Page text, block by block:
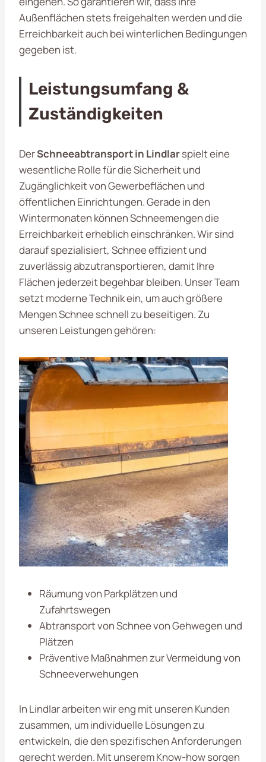
Außenflächen stets freigehalten werden und die
Erreichbarkeit auch bei winterlichen Bedingungen
gegeben ist.
Leistungsumfang &
Zuständigkeiten
DerSchneeabtransport in Lindlarspielt eine
wesentliche Rolle für die Sicherheit und
Zugänglichkeit von Gewerbeflächen und
öffentlichen Einrichtungen. Gerade in den
Wintermonaten können Schneemengen die
Erreichbarkeit erheblich einschränken. Wir sind
darauf spezialisiert, Schnee effizient und
zuverlässig abzutransportieren, damit Ihre
Flächen jederzeit begehbar bleiben. Unser Team
setzt moderne Technik ein, um auch größere
Mengen Schnee schnell zu beseitigen. Zu
unseren Leistungen gehören:
Räumung von Parkplätzen und
Zufahrtswegen
Abtransport von Schnee von Gehwegen und
Plätzen
Präventive Maßnahmen zur Vermeidung von
Schneeverwehungen
In Lindlar arbeiten wir eng mit unseren Kunden
zusammen, um individuelle Lösungen zu
entwickeln, die den spezifischen Anforderungen
gerecht werden. Mit unserem Know-how sorgen